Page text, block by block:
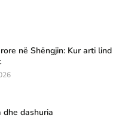
në Shëngjin: Kur arti lind
dhe dashuria